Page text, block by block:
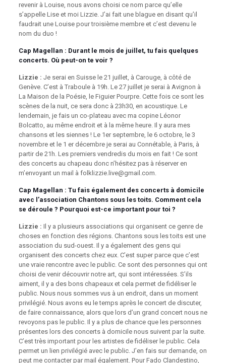
revenir à Louise, nous avons choisi ce nom parce qu’elle
s’appelle Lise et moi Lizzie. J’ai fait une blague en disant qu’il
faudrait une Louise pour troisième membre et c’est devenu le
nom du duo !
Cap Magellan : Durant le mois de juillet, tu fais quelques
concerts. Où peut-on te voir ?
Lizzie : Je serai en Suisse le 21 juillet, à Carouge, à côté de
Genève. C’est à Traboule à 19h. Le 27 juillet je serai à Avignon à
La Maison de la Poésie, le Figuier Pourpre. Cette fois ce sont les
scènes de la nuit, ce sera donc à 23h30, en acoustique. Le
lendemain, je fais un co-plateau avec ma copine Léonor
Bolcatto, au même endroit et à la même heure. Il y aura mes
chansons et les siennes ! Le 1er septembre, le 6 octobre, le 3
novembre et le 1 er décembre je serai au Connétable, à Paris, à
partir de 21h. Les premiers vendredis du mois en fait ! Ce sont
des concerts au chapeau donc n’hésitez pas à réserver en
m’envoyant un mail à folklizzie.live@gmail.com.
Cap Magellan : Tu fais également des concerts à domicile
avec l’association Chantons sous les toits. Comment cela
se déroule ? Pourquoi est-ce important pour toi ?
Lizzie : Il y a plusieurs associations qui organisent ce genre de
choses en fonction des régions. Chantons sous les toits est une
association du sud-ouest. Il y a également des gens qui
organisent des concerts chez eux. C’est super parce que c’est
une vraie rencontre avec le public. Ce sont des personnes qui ont
choisi de venir découvrir notre art, qui sont intéressées. S’ils
aiment, il y a des bons chapeaux et cela permet de fidéliser le
public. Nous nous sommes vus à un endroit, dans un moment
privilégié. Nous avons eu le temps après le concert de discuter,
de faire connaissance, alors que lors d’un grand concert nous ne
revoyons pas le public. Il y a plus de chance que les personnes
présentes lors des concerts à domicile nous suivent par la suite.
C’est très important pour les artistes de fidéliser le public. Cela
permet un lien privilégié avec le public. J’en fais sur demande, on
peut me contacter par mail également. Pour Fado Clandestino,